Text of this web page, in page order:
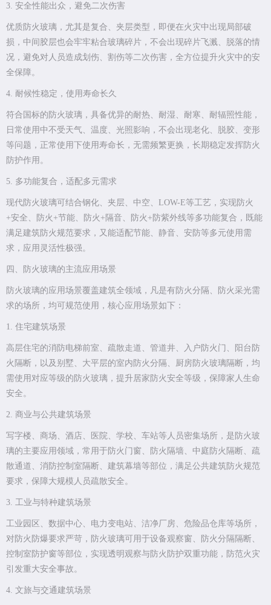
3. 安全性能出众，避免二次伤害
优质防火玻璃，尤其是复合、夹层类型，即便在火灾中出现局部破
损，中间胶层也会牢牢粘合玻璃碎片，不会出现碎片飞溅、脱落的情
况，避免对人员造成划伤、割伤等二次伤害，全方位提升火灾中的安
全保障。
4. 耐候性稳定，使用寿命长久
符合国标的防火玻璃，具备优异的耐热、耐湿、耐寒、耐辐照性能，
日常使用中不受天气、温度、光照影响，不会出现老化、脱胶、变形
等问题，正常使用下使用寿命长，无需频繁更换，长期稳定发挥防火
防护作用。
5. 多功能复合，适配多元需求
现代防火玻璃可结合钢化、夹层、中空、LOW-E等工艺，实现防火
+安全、防火+节能、防火+隔音、防火+防紫外线等多功能复合，既能
满足建筑防火规范要求，又能适配节能、静音、安防等多元使用需
求，应用灵活性极强。
四、防火玻璃的主流应用场景
防火玻璃的应用场景覆盖建筑全领域，凡是有防火分隔、防火采光需
求的场所，均可规范使用，核心应用场景如下：
1. 住宅建筑场景
高层住宅的消防电梯前室、疏散走道、管道井、入户防火门、阳台防
火隔断，以及别墅、大平层的室内防火分隔、厨房防火玻璃隔断，均
需使用对应等级的防火玻璃，提升居家防火安全等级，保障家人生命
安全。
2. 商业与公共建筑场景
写字楼、商场、酒店、医院、学校、车站等人员密集场所，是防火玻
璃的主要应用领域，常用于防火门窗、防火隔墙、中庭防火隔断、疏
散通道、消防控制室隔断、建筑幕墙等部位，满足公共建筑防火规范
要求，保障大规模人员疏散安全。
3. 工业与特种建筑场景
工业园区、数据中心、电力变电站、洁净厂房、危险品仓库等场所，
对防火防爆要求严苛，防火玻璃可用于设备观察窗、防火分隔隔断、
控制室防护窗等部位，实现透明观察与防火防护双重功能，防范火灾
引发重大安全事故。
4. 文旅与交通建筑场景